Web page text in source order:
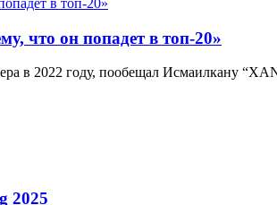
что он попадет в топ-20»
в 2022 году, пообещал Исмаилкану
2025